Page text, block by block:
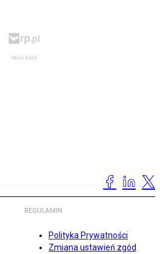
REGULAMIN
Polityka Prywatności
Zmiana ustawień zgód